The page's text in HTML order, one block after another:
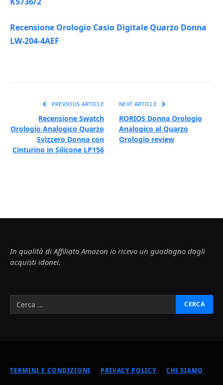
Recensione Orologio Casio Digitale Quarzo Donna
LW-204-4AEF
PREVIOUS ARTICLE
Recensione Swatch
Orologio Analogico Quarzo
Svizzero Donna con
Cinturino in Silicone LP156
NEXT ARTICLE
RORIOS Donna Orologio
Analogico al Quarzo
Orologio review
In qualità di Affiliato Amazon io ricevo un guadagno dagli
acquisti idonei.
TERMINI E CONDIZIONI PRIVACY POLICY CHI SIAMO